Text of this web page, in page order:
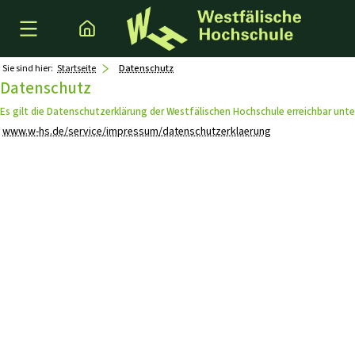
Sie sind hier: Startseite Datenschutz
Datenschutz
Es gilt die Datenschutzerklärung der Westfälischen Hochschule erreichbar
www.w-hs.de/service/impressum/datenschutzerklaerung